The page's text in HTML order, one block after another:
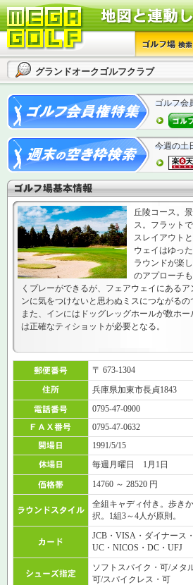
グランドオークゴルフクラブ
ゴルフ会
今週の土
丘陵コース。
ス。フラット
スレイアウト
ウェイはゆっ
ラウンドが楽
のアプローチ
くプレーができるが、フェアウェイにあるア
ンに気をつけないと思わぬミスにつながるの
また、インにはドッグレッグホールが数ホ
は正確なティショットが必要となる。
〒 673-1304
兵庫県加東市長貞1843
0795-47-0900
0795-47-0632
1991/5/15
毎週月曜日 1月1日
14760 ～ 28520 円
全組キャディ付き。歩き
択。1組3～4人が原則。
JCB・VISA・ダイナース
UC・NICOS・DC・UFJ
ソフトスパイク・可/メタ
可/スパイクレス・可